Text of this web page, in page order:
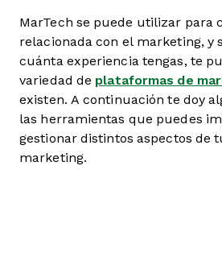
MarTech se puede utilizar para
relacionada con el marketing, y
cuánta experiencia tengas, te
variedad de plataformas de
existen. A continuación te doy
las herramientas que puedes
gestionar distintos aspectos de
marketing.